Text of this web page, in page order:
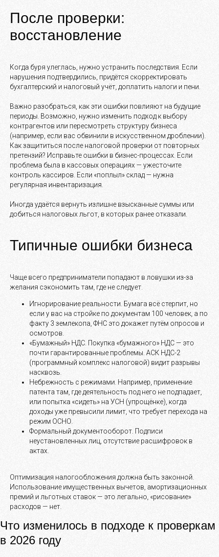
После проверки:
восстановление
Когда буря улеглась, нужно устранить последствия. Если
нарушения подтвердились, придётся скорректировать
бухгалтерский и налоговый учёт, доплатить налоги и пени.
Важно разобраться, как эти ошибки повлияют на будущие
периоды. Возможно, нужно изменить подход к выбору
контрагентов или пересмотреть структуру бизнеса
(например, если вас обвинили в искусственном дроблении).
Как защититься после налоговой проверки от повторных
претензий? Исправьте ошибки в бизнес-процессах. Если
проблема была в кассовых операциях — ужесточите
контроль кассиров. Если «поплыл» склад — нужна
регулярная инвентаризация.
Иногда удаётся вернуть излишне взысканные суммы или
добиться налоговых льгот, в которых ранее отказали.
Типичные ошибки бизнеса
Чаще всего предприниматели попадают в ловушки из-за
желания сэкономить там, где не следует.
Игнорирование реальности. Бумага всё стерпит, но
если у вас на стройке по документам 100 человек, а по
факту 3 землекопа, ФНС это докажет путём опросов и
осмотров.
«Бумажный» НДС. Покупка «бумажного» НДС — это
почти гарантированные проблемы. АСК НДС-2
(программный комплекс налоговой) видит разрывы
насквозь.
Небрежность с режимами. Например, применение
патента там, где деятельность под него не подпадает,
или попытка «сидеть» на УСН (упрощёнке), когда
доходы уже превысили лимит, что требует перехода на
режим ОСНО.
Формальный документооборот. Подписи
неустановленных лиц, отсутствие расшифровок в
актах.
Оптимизация налогообложения должна быть законной.
Использование имущественных вычетов, амортизационных
премий и льготных ставок — это легально, «рисование»
расходов — нет.
Что изменилось в подходе к проверкам
в 2026 году